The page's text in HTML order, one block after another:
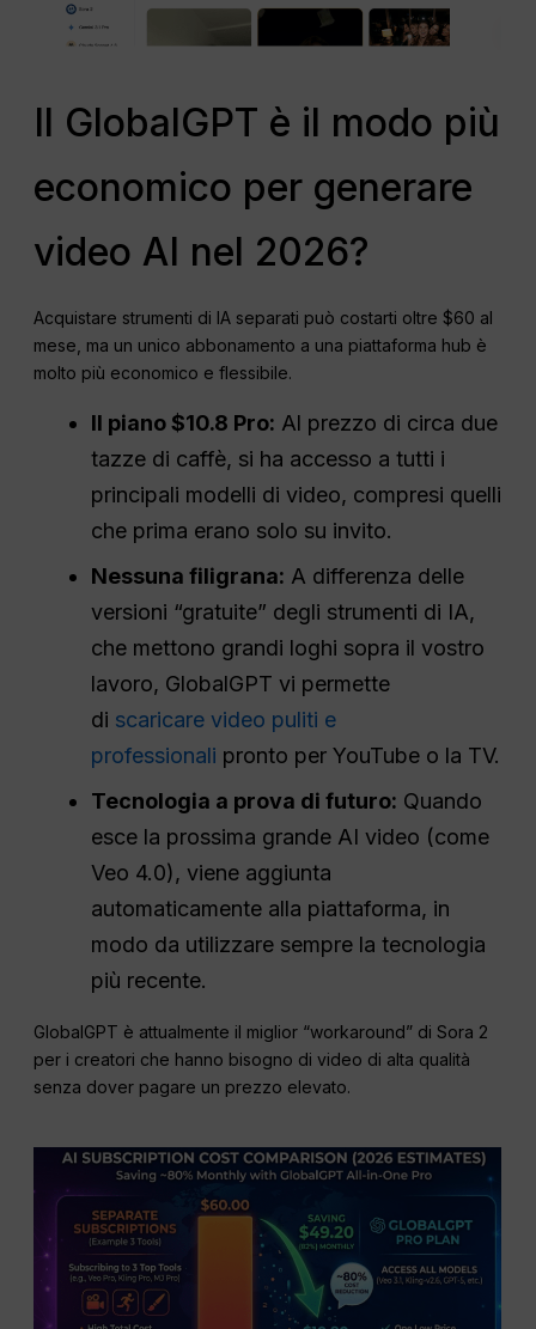
Il GlobalGPT è il modo più
economico per generare
video AI nel 2026?
Acquistare strumenti di IA separati può costarti oltre $60 al
mese, ma un unico abbonamento a una piattaforma hub è
molto più economico e flessibile.
Il piano $10.8 Pro: Al prezzo di circa due
tazze di caffè, si ha accesso a tutti i
principali modelli di video, compresi quelli
che prima erano solo su invito.
Nessuna filigrana: A differenza delle
versioni “gratuite” degli strumenti di IA,
che mettono grandi loghi sopra il vostro
lavoro, GlobalGPT vi permette
di scaricare video puliti e
professionali pronto per YouTube o la TV.
Tecnologia a prova di futuro: Quando
esce la prossima grande AI video (come
Veo 4.0), viene aggiunta
automaticamente alla piattaforma, in
modo da utilizzare sempre la tecnologia
più recente.
GlobalGPT è attualmente il miglior “workaround” di Sora 2
per i creatori che hanno bisogno di video di alta qualità
senza dover pagare un prezzo elevato.